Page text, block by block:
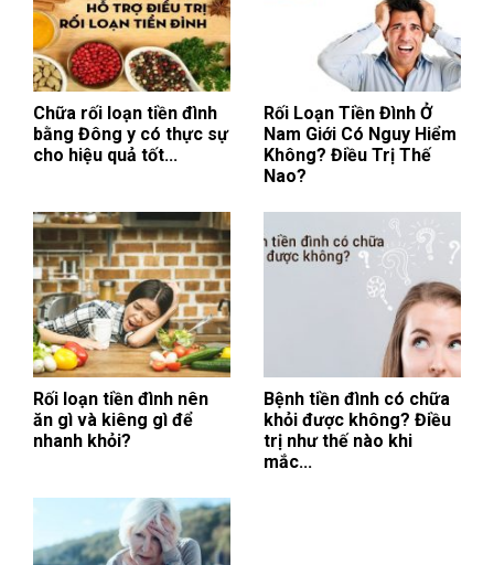
Chữa rối loạn tiền đình
bằng Đông y có thực sự
cho hiệu quả tốt...
Rối Loạn Tiền Đình Ở
Nam Giới Có Nguy Hiểm
Không? Điều Trị Thế
Nao?
Rối loạn tiền đình nên
ăn gì và kiêng gì để
nhanh khỏi?
Bệnh tiền đình có chữa
khỏi được không? Điều
trị như thế nào khi
mắc...